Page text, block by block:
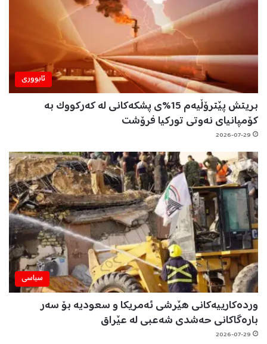
ئابووری
بریتش پێترۆڵیەم 15%ی پشکەکانی لە کەرکووک بە
کۆمپانیای نەوتی تورکیا فرۆشت
2026-07-29
سیاسی
وردەکارییەکانی هێرشی ئەمریکا و سعودیە بۆ سەر
بارەگاکانی حەشدی شەعبی لە عێراق
2026-07-29